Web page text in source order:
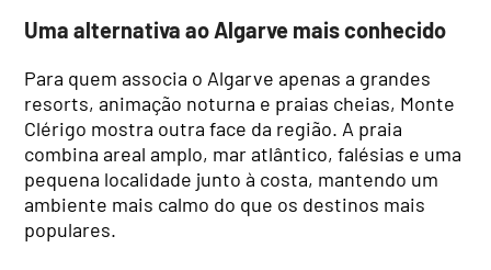
Uma alternativa ao Algarve mais conhecido
Para quem associa o Algarve apenas a grandes
resorts, animação noturna e praias cheias, Monte
Clérigo mostra outra face da região. A praia
combina areal amplo, mar atlântico, falésias e uma
pequena localidade junto à costa, mantendo um
ambiente mais calmo do que os destinos mais
populares.